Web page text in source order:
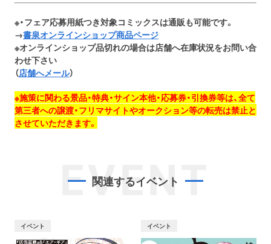
※・フェア応募用紙つき対象コミックスは通販も可能です。
→書泉オンラインショップ商品ページ
※オンラインショップ品切れの場合は店舗へ在庫状況をお問い合
わせ下さい
（店舗へメール）
※施策に関わる景品・特典・サイン本他・応募券・引換券等は、全て
第三者への譲渡・フリマサイトやオークション等の転売は禁止と
させていただきます。
EVENT
関連するイベント
イベント イベント